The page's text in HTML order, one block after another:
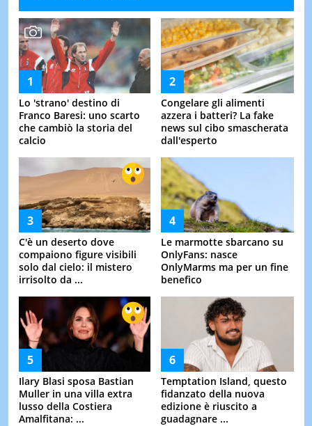
Lo 'strano' destino di
Franco Baresi: uno scarto
che cambiò la storia del
calcio
Congelare gli alimenti
azzera i batteri? La fake
news sul cibo smascherata
dall'esperto
C'è un deserto dove
compaiono figure visibili
solo dal cielo: il mistero
irrisolto da ...
Le marmotte sbarcano su
OnlyFans: nasce
OnlyMarms ma per un fine
benefico
Ilary Blasi sposa Bastian
Muller in una villa extra
lusso della Costiera
Amalfitana: ...
Temptation Island, questo
fidanzato della nuova
edizione è riuscito a
guadagnare ...